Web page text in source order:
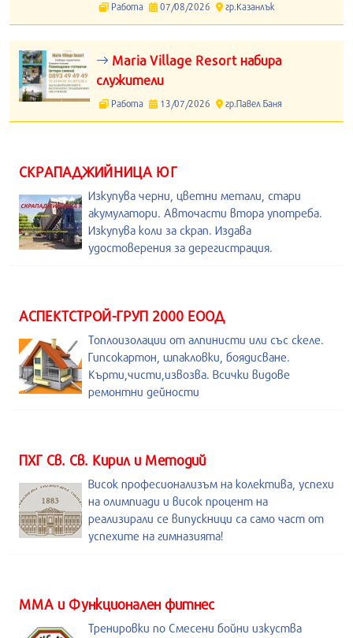
Работа 07/08/2026 гр.Казанлък
Maria Village Resort набира
служители
Работа 13/07/2026 гр.Павел Баня
СКРАПАДЖИЙНИЦА ЮГ
Изкупува черни, цветни метали, стари
акумулатори. Авточасти втора употреба.
Изкупува коли за скрап. Издава
удостоверения за дерегистрация.
АСПЕКТСТРОЙ-ГРУП 2000 ЕООД
Топлоизолации от алпинисти или със скеле.
Гипсокартон, шпакловки, боядисване.
Кърти,чисти,извозва. Всички видове
ремонтни дейности
ПХГ Св. Св. Кирил и Методий
Висок професионализъм на колектива, успехи
на олимпиади и висок процент на
реализирали се випускници са само част от
успехите на гимназията!
ММА и Функционален фитнес
Тренировки по Смесени бойни изкуства